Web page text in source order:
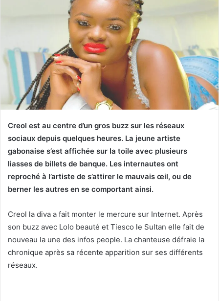
Creol est au centre d’un gros buzz sur les réseaux
sociaux depuis quelques heures. La jeune artiste
gabonaise s’est affichée sur la toile avec plusieurs
liasses de billets de banque. Les internautes ont
reproché à l’artiste de s’attirer le mauvais œil, ou de
berner les autres en se comportant ainsi.
Creol la diva a fait monter le mercure sur Internet. Après
son buzz avec Lolo beauté et Tiesco le Sultan elle fait de
nouveau la une des infos people. La chanteuse défraie la
chronique après sa récente apparition sur ses différents
réseaux.